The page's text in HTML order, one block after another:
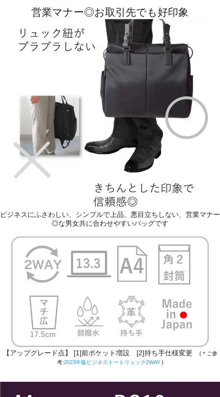
営業マナー◎お取引先でも好印象
ビジネスにふさわしい、シンプルで上品、悪目立ちしない、営業マナー
◎な男女共に合わせやすいバッグです
【アップグレード点】 [1]前ポケット増設 [2]持ち手仕様変更
(＊ご参
考:2023年版ビジネストートリュック2WAY )